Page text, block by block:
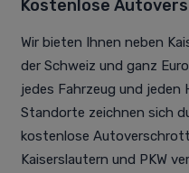
Kostenlose
Wir bieten Ihnen neben
der Schweiz und ganz
jedes Fahrzeug und jeden
Standorte zeichnen sich
kostenlose
Kaiserslautern und PKW